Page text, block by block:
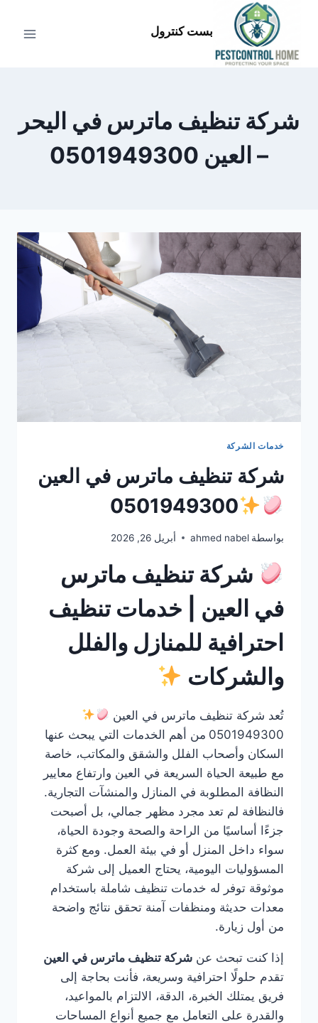
المحتوى
بست كنترول
شركة تنظيف ماترس في اليحر
– العين 0501949300
خدمات الشركة
شركة تنظيف ماترس في العين
0501949300
بواسطة ahmed nabel أبريل 26, 2026
شركة تنظيف ماترس
في العين | خدمات تنظيف
احترافية للمنازل والفلل
والشركات
تُعد شركة تنظيف ماترس في العين
0501949300 من أهم الخدمات التي يبحث عنها
السكان وأصحاب الفلل والشقق والمكاتب، خاصة
مع طبيعة الحياة السريعة في العين وارتفاع معايير
النظافة المطلوبة في المنازل والمنشآت التجارية.
فالنظافة لم تعد مجرد مظهر جمالي، بل أصبحت
جزءًا أساسيًا من الراحة والصحة وجودة الحياة،
سواء داخل المنزل أو في بيئة العمل. ومع كثرة
المسؤوليات اليومية، يحتاج العميل إلى شركة
موثوقة توفر له خدمات تنظيف شاملة باستخدام
معدات حديثة ومنظفات آمنة تحقق نتائج واضحة
من أول زيارة.
إذا كنت تبحث عن شركة تنظيف ماترس في العين
تقدم حلولًا احترافية وسريعة، فأنت بحاجة إلى
فريق يمتلك الخبرة، الدقة، الالتزام بالمواعيد،
والقدرة على التعامل مع جميع أنواع المساحات